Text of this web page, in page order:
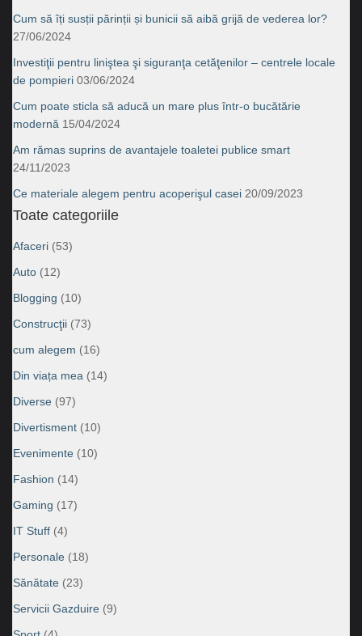
Cum să îți susții părinții și bunicii să aibă grijă de vederea lor?
27/06/2024
Investiţii pentru liniştea şi siguranţa cetăţenilor – centrele locale
de pompieri 03/06/2024
Cum poate sticla să aducă un mare plus într-o bucătărie
modernă 15/04/2024
Am rămas suprins de avantajele toaletei publice smart
24/11/2023
Ce materiale alegem pentru acoperişul casei 20/09/2023
Toate categoriile
Afaceri (53)
Auto (12)
Blogging (10)
Construcţii (73)
cum alegem (16)
Din viața mea (14)
Diverse (97)
Divertisment (10)
Evenimente (10)
Fashion (14)
Gaming (17)
IT Stuff (4)
Personale (18)
Sănătate (23)
Servicii Gazduire (9)